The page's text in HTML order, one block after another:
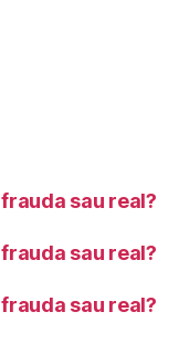
sau real?
sau real?
sau real?